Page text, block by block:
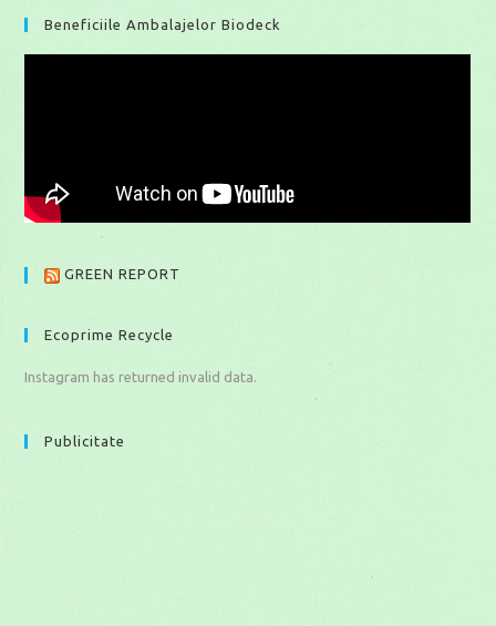
Beneficiile Ambalajelor Biodeck
GREEN REPORT
Ecoprime Recycle
Instagram has returned invalid data.
Publicitate